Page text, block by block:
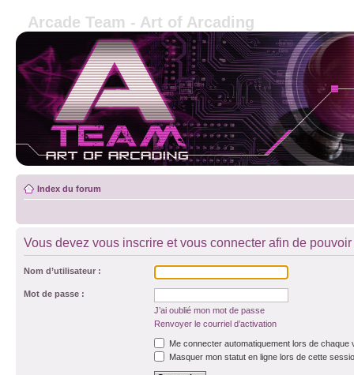
Arcade Team - Art of Arcading
Index du forum
Vous devez vous inscrire et vous connecter afin de
Nom d’utilisateur :
Mot de passe :
J’ai oublié mon mot de passe
Renvoyer le courriel d’activation
Me connecter automatiquement lors de chaque
Masquer mon statut en ligne lors de cette